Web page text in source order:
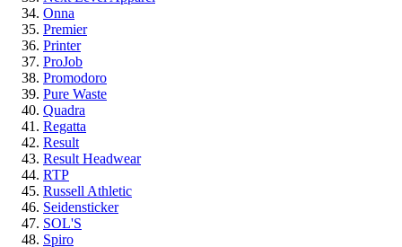
Onna
Premier
Printer
ProJob
Promodoro
Pure Waste
Quadra
Regatta
Result
Result Headwear
RTP
Russell Athletic
Seidensticker
SOL'S
Spiro